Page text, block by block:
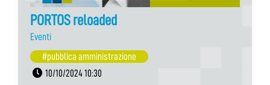
PORTOS reloaded
Eventi
#pubblica amministrazione
10/10/2024 10:30